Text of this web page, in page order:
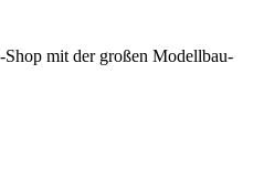
mit der großen Modellbau-